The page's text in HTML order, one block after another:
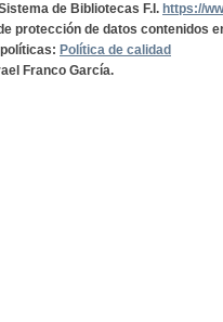
de Bibliotecas F.I. https://
protección de datos contenidos
Política de calidad
Franco García.